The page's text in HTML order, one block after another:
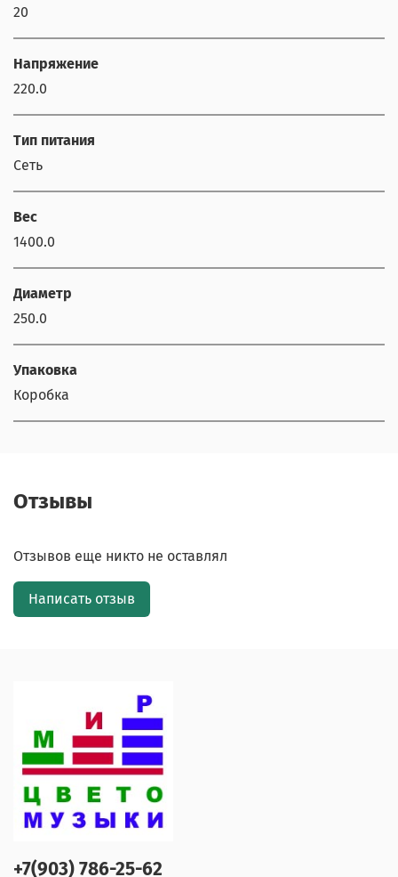
20
Напряжение
220.0
Тип питания
Сеть
Вес
1400.0
Диаметр
250.0
Упаковка
Коробка
Отзывы
Отзывов еще никто не оставлял
Написать отзыв
+7(903) 786-25-62